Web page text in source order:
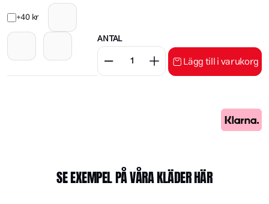
+40 kr
ANTAL
Lägg till i varukorg
SE EXEMPEL PÅ VÅRA KLÄDER HÄR